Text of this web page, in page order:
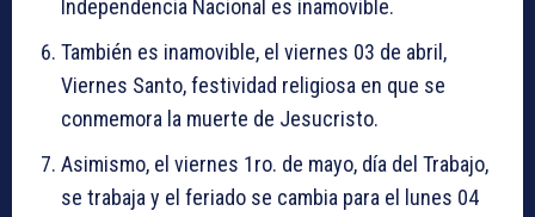
Independencia Nacional es inamovible.
También es inamovible, el viernes 03 de abril,
Viernes Santo, festividad religiosa en que se
conmemora la muerte de Jesucristo.
Asimismo, el viernes 1ro. de mayo, día del Trabajo,
se trabaja y el feriado se cambia para el lunes 04